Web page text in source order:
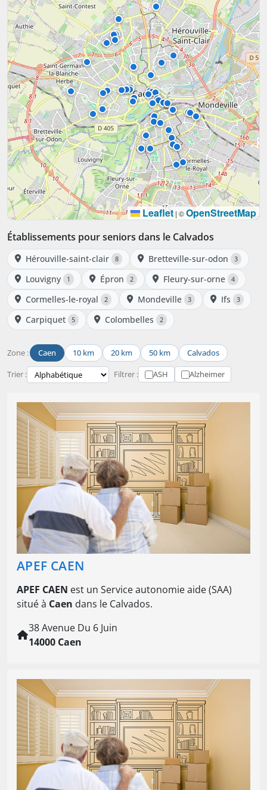
Leaflet | ©OpenStreetMap
Établissements pour seniors dans le Calvados
Hérouville-saint-clair 8 Bretteville-sur-odon 3
Louvigny 1 Épron 2 Fleury-sur-orne 4
Cormelles-le-royal 2 Mondeville 3 Ifs 3
Carpiquet 5 Colombelles 2
Zone : Caen 10 km 20 km 50 km Calvados
Trier : Filtrer : ASH Alzheimer
APEF CAEN
APEF CAEN est un Service autonomie aide (SAA)
situé à Caen dans le Calvados.
38 Avenue Du 6 Juin
14000 Caen